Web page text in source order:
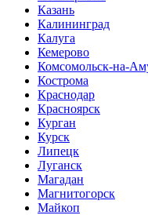
Казань
Калининград
Калуга
Кемерово
Комсомольск-на-
Кострома
Краснодар
Красноярск
Курган
Курск
Липецк
Луганск
Магадан
Магнитогорск
Майкоп